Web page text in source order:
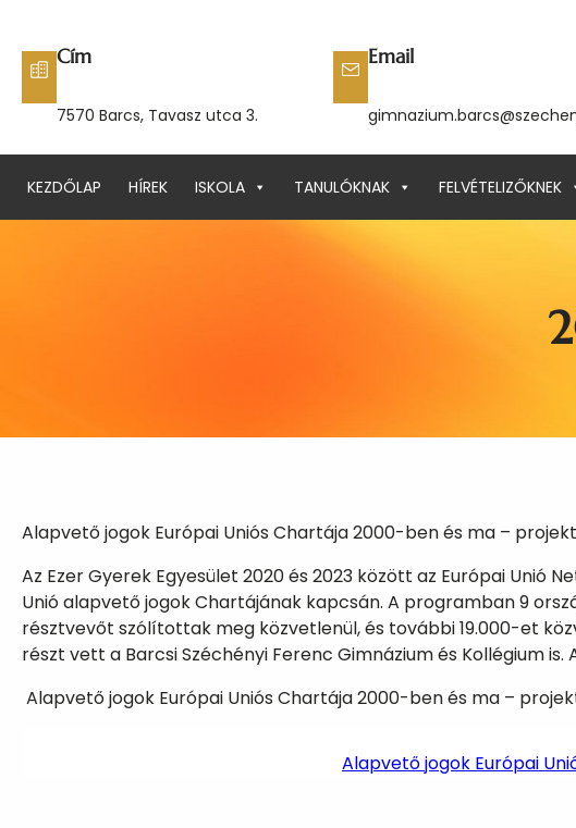
tartalomhoz
Cím
7570 Barcs, Tavasz utca 3.
Email
KEZDŐLAP HÍREK ISKOLA TANULÓKNAK FELVÉTELIZŐKNEK
Alapvető jogok Európai Uniós Chartája 2000-ben és ma –
Az Ezer Gyerek Egyesület 2020 és 2023 között az Európai
Unió alapvető jogok Chartájának kapcsán. A programban 9
résztvevőt szólítottak meg közvetlenül, és további 19.000-et
részt vett a Barcsi Széchényi Ferenc Gimnázium és Kollégium
Alapvető jogok Európai Uniós Chartája 2000-ben és ma –
Alapvető jogok Európai